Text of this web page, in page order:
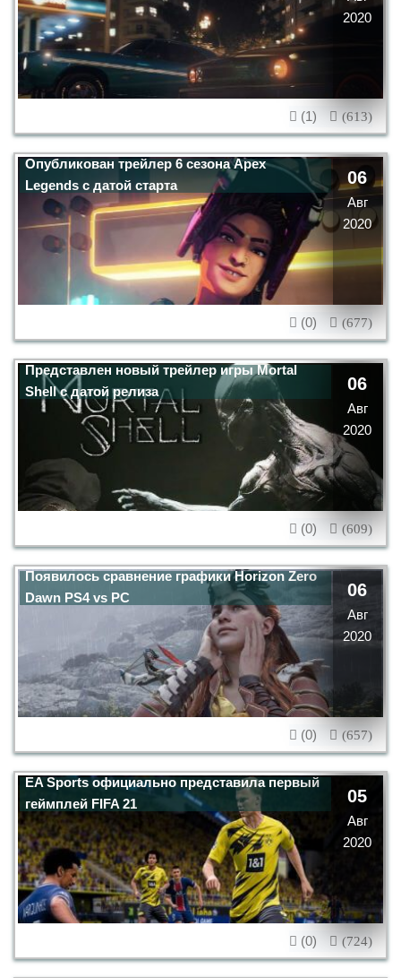
(1) (613)
2020
Опубликован трейлер 6 сезона Apex
Legends с датой старта
(0) (677)
06
Авг
2020
Представлен новый трейлер игры Mortal
Shell с датой релиза
(0) (609)
06
Авг
2020
Появилось сравнение графики Horizon Zero
Dawn PS4 vs PC
(0) (657)
06
Авг
2020
EA Sports официально представила первый
геймплей FIFA 21
(0) (724)
05
Авг
2020